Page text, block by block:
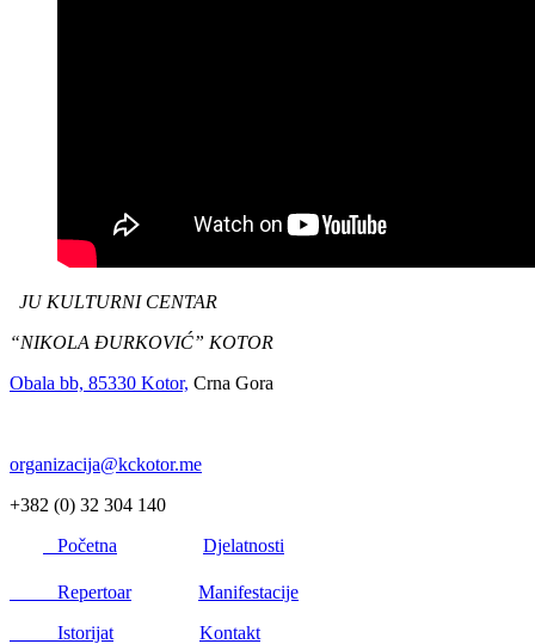
JU KULTURNI CENTAR
“NIKOLA ĐURKOVIĆ” KOTOR
Obala bb, 85330 Kotor, Crna Gora
organizacija@kckotor.me
+382 (0) 32 304 140
Početna
Djelatnosti
Repertoar
Manifestacije
Istorijat
Kontakt